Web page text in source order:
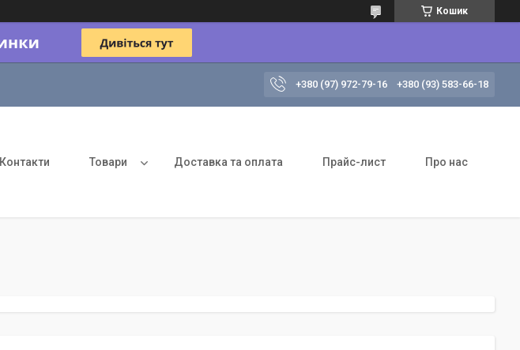
Кошик
+380 (97) 972-79-16 +380 (93) 583-66-18
Контакти Товари Доставка та оплата Прайс-лист Про нас